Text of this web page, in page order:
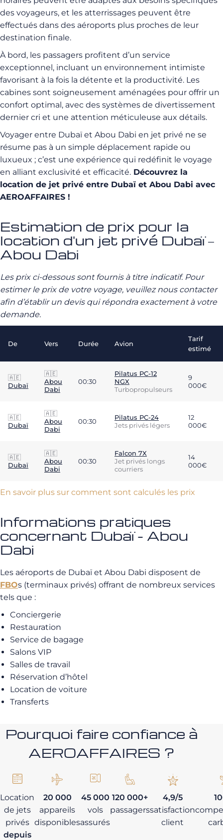
des voyageurs, et les atterrissages peuvent être
effectués dans des aéroports plus proches de leur
destination finale.
À bord, les passagers profitent d’un service
exceptionnel, incluant un environnement intimiste
favorisant à la fois la détente et la productivité. Les
cabines sont soigneusement aménagées pour offrir un
confort optimal, avec des systèmes de divertissement
dernier cri et une attention méticuleuse aux détails.
Voyager entre Dubaï et Abou Dabi en jet privé ne se
résume pas à un simple déplacement rapide ou
luxueux ; c’est une expérience qui redéfinit le voyage
en alliant exclusivité et efficacité. Découvrez la
location de jet privé entre Dubaï et Abou Dabi avec
AEROAFFAIRES !
Estimation de prix pour la
location d'un jet privé Dubaï –
Abou Dabi
Les prix ci-dessous sont fournis à titre indicatif. Pour
estimer le prix de votre voyage, veuillez nous contacter
afin d’établir un devis qui répondra exactement à votre
demande.
De Vers Durée Avion
Tarif
estimé
🇦🇪
Dubaï
🇦🇪
Abou
Dabi
00:30
Pilatus PC-12
NGX
Turbopropulseurs
9
000€
🇦🇪
Dubaï
🇦🇪
Abou
Dabi
00:30
Pilatus PC-24
Jets privés légers
12
000€
🇦🇪
Dubaï
🇦🇪
Abou
Dabi
00:30
Falcon 7X
Jet privés longs
courriers
14
000€
En savoir plus sur comment sont calculés les prix
Informations pratiques
concernant Dubaï - Abou
Dabi
Les aéroports de Dubaï et Abou Dabi disposent de
FBOs (terminaux privés) offrant de nombreux services
tels que :
Conciergerie
Restauration
Service de bagage
Salons VIP
Salles de travail
Réservation d’hôtel
Location de voiture
Transferts
Pourquoi faire confiance à
AEROAFFAIRES ?
Location
de jets
privés
depuis
20 000
appareils
disponibles
45 000
vols
assurés
120 000+
passagers
4,9/5
satisfaction
client